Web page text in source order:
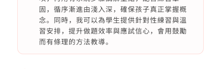
固，循序漸進由淺入深，確保孩子真正掌握概
念。同時，我可以為學生提供針對性練習與溫
習安排，提升做題效率與應試信心，會用鼓勵
而有條理的方法教導。